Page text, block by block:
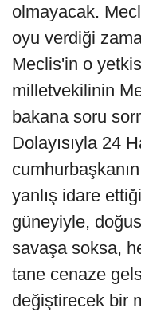
olmayacak.
oyu verdiği
Meclis'in o
milletvekilinin
bakana soru
Dolayısıyla 24
yanlış idare
güneyiyle,
savaşa soksa,
tane cenaze
değiştirecek bir